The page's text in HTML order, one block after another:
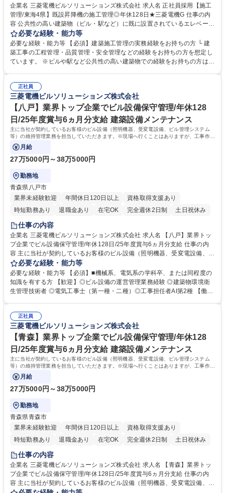
企業名 三菱電機ビルソリューションズ株式会社 求人名 正社員採用【施工
管理/東海4県】既設昇降機の施工管理◎年休128日★三菱電機G 仕事の内
容 公共性の高い建築物（ビル・駅など）に既に設置されているエレベータ
ー・エスカレーターのの現場代理人・施工管理業務・建設現場での直接作
業ではなく作業工程管理や製品の品質管理をお任せします。 【具体的に
は】建築工程と据付工事のズレや製品の不具合等様々な問題に対し、建築
会社や関係部門と連携を取り問題を解決していきます。現地調査→工程立
必要な経験・能力等
必要な経験・能力等 【必須】建築施工管理の実務経験をお持ちの方 └ 建
築工事の工程管理・品質管理・安全管理などの経験をお持ちの方を想定し
ています。 ※ビルや駅など公共性の高い建築物での経験をお持ちの方は歓
ションをとりつつ自らの裁量でコスト、品質のマネジメントができます。
担当エリア：東海4県(愛知県/岐阜県/静岡県/三重県) 学歴・資格 学歴：大
学院 大学 高専 短大 専修学校 高校 語学力： 資格：
正社員
三菱電機ビルソリューションズ株式会社
【八戸】業界トップ企業でビル設備保守管理/年休128
日/25年度賞与6ヵ月分支給 建築設備メンテナンス
主に当社が契約しているお客様のビル設備（照明機器、受変電設備、ビル管理システム
等）の維持管理業務を担当していただきます。※現場へ行くことはありますが、工事作業
は別部署が行うためございません。
月給
27万5000円～38万5000円
勤務地
青森県八戸市
業界未経験歓迎
年間休日120日以上
資格取得支援あり
時短勤務あり
退職金あり 在宅OK 完全週休2日制 土日祝休み
仕事の内容
企業名 三菱電機ビルソリューションズ株式会社 求人名 【八戸】業界トッ
プ企業でビル設備保守管理/年休128日/25年度賞与6ヵ月分支給 仕事の内
容 主に当社が契約しているお客様のビル設備（照明機器、受変電設備、ビ
ル管理システム等）の維持管理業務を担当していただきます。※現場へ行
くことはありますが、工事作業は別部署が行うためございません。 【業務
内容】八戸市内の当社契約のお客様ビルにて、受変電設備、ビル管理シス
テム等の保守・修理を、協力会社と連携し実施いただきます。 上記以外に
技術を学ぶことができ、入社後約1年間は各種研修会への参加やOJTによ
る教育を計画しています。 募集職種 【八戸】業界トップ企業でビル設備
保守管理/年休128日/25年度賞与6ヵ月分支給
必要な経験・能力等
必要な経験・能力等 【必須】■機械系、電気系の学科卒、または同程度の
知識を有する方 【歓迎】◎ビル設備の運営管理業務経験 ◎建築物環境衛
生管理技術者 ◎電気工事士（第一種・二種）◎工事担任者AI第2種 【働き
の最大8割を会社規定に基づき会社が負担)有 【弊社について】■三菱電機
製昇降機・空調・冷凍機器・ビルシステム設備のメンテナンス・修理を始
めとするビル総合管理の会社です。 学歴・資格 学歴：大学院 大学 高専 短
大 専修学校 高校 語学力： 資格：第一種運転免許普通自動車
正社員
三菱電機ビルソリューションズ株式会社
【青森】業界トップ企業でビル設備保守管理/年休128
日/25年度賞与6ヵ月分支給 建築設備メンテナンス
主に当社が契約しているお客様のビル設備（照明機器、受変電設備、ビル管理システム
等）の維持管理業務を担当していただきます。※現場へ行くことはありますが、工事作業
は別部署が行うためございません。
月給
27万5000円～38万5000円
勤務地
青森県青森市
業界未経験歓迎
年間休日120日以上
資格取得支援あり
時短勤務あり
退職金あり 在宅OK 完全週休2日制 土日祝休み
仕事の内容
企業名 三菱電機ビルソリューションズ株式会社 求人名 【青森】業界トッ
プ企業でビル設備保守管理/年休128日/25年度賞与6ヵ月分支給 仕事の内
容 主に当社が契約しているお客様のビル設備（照明機器、受変電設備、ビ